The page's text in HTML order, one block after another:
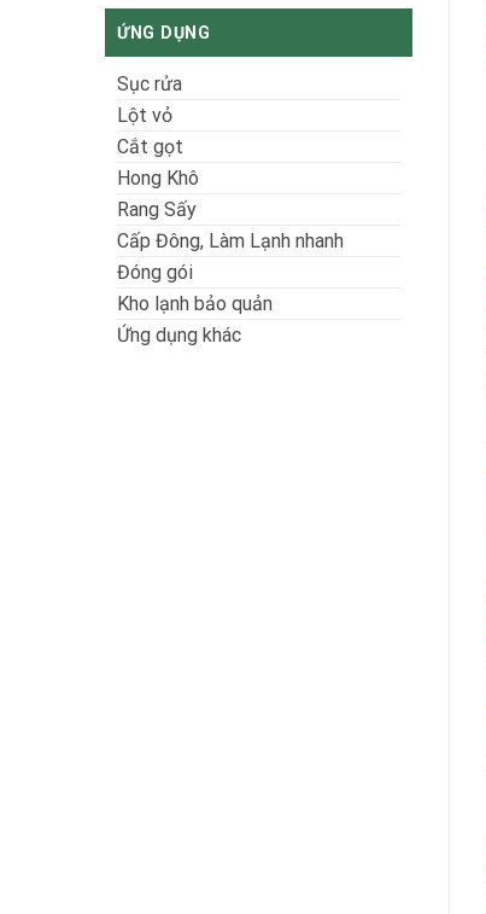
ỨNG DỤNG
Sục rửa
Lột vỏ
Cắt gọt
Hong Khô
Rang Sấy
Cấp Đông, Làm Lạnh nhanh
Đóng gói
Kho lạnh bảo quản
Ứng dụng khác